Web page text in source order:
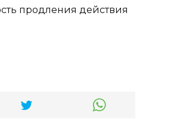
продления действия